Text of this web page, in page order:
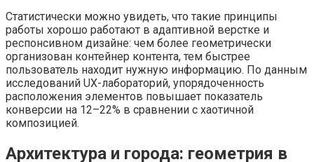
Статистически можно увидеть, что такие принципы
работы хорошо работают в адаптивной верстке и
респонсивном дизайне: чем более геометрически
организован контейнер контента, тем быстрее
пользователь находит нужную информацию. По данным
исследований UX-лабораторий, упорядоченность
расположения элементов повышает показатель
конверсии на 12–22% в сравнении с хаотичной
композицией.
Архитектура и города: геометрия в